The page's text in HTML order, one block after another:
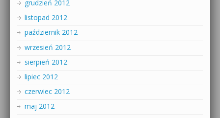
grudzień 2012
listopad 2012
październik 2012
wrzesień 2012
sierpień 2012
lipiec 2012
czerwiec 2012
maj 2012